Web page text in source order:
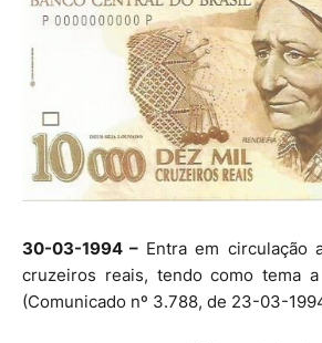
30-03-1994 – Entra em circulação
cruzeiros reais, tendo como tema a
(Comunicado nº 3.788, de 23-03-